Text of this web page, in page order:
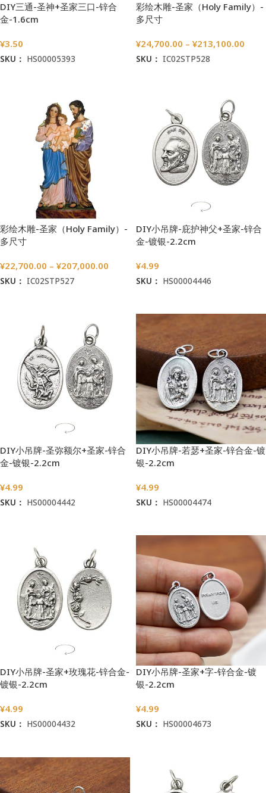
DIY三通-圣神+圣家三口-锌合
金-1.6cm
¥3.50
SKU： HS00005393
彩绘木雕-圣家（Holy Family）-
多尺寸
¥24,700.00 – ¥213,100.00
SKU： IC02STP528
彩绘木雕-圣家（Holy Family）-
多尺寸
¥22,700.00 – ¥207,000.00
SKU： IC02STP527
DIY小吊牌-庇护神父+圣家-锌合
金-镀银-2.2cm
¥4.99
SKU： HS00004446
DIY小吊牌-圣弥额尔+圣家-锌合
金-镀银-2.2cm
¥4.99
SKU： HS00004442
DIY小吊牌-若瑟+圣家-锌合金-镀
银-2.2cm
¥4.99
SKU： HS00004474
DIY小吊牌-圣家+玫瑰花-锌合金-
镀银-2.2cm
¥4.99
SKU： HS00004432
DIY小吊牌-圣家+字-锌合金-镀
银-2.2cm
¥4.99
SKU： HS00004673